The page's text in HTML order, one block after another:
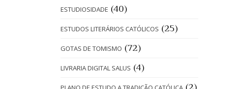
ESTUDIOSIDADE (40)
ESTUDOS LITERÁRIOS CATÓLICOS (25)
GOTAS DE TOMISMO (72)
LIVRARIA DIGITAL SALUS (4)
(2)